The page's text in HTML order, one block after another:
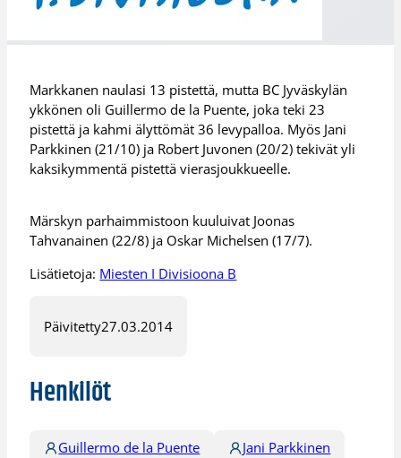
Markkanen naulasi 13 pistettä, mutta BC Jyväskylän
ykkönen oli Guillermo de la Puente, joka teki 23
pistettä ja kahmi älyttömät 36 levypalloa. Myös Jani
Parkkinen (21/10) ja Robert Juvonen (20/2) tekivät yli
kaksikymmentä pistettä vierasjoukkueelle.
Märskyn parhaimmistoon kuuluivat Joonas
Tahvanainen (22/8) ja Oskar Michelsen (17/7).
Lisätietoja: Miesten I Divisioona B
Päivitetty27.03.2014
Henkilöt
Guillermo de la Puente
Jani Parkkinen